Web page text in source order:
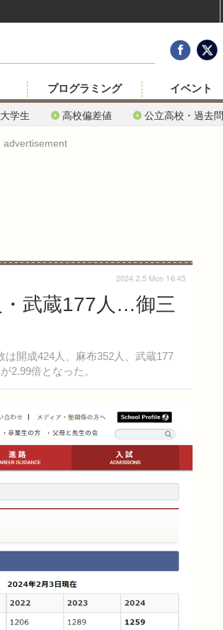
大学生 高校偏差値 公立高校・過去問
プログラミング イベント
advertisement
・武蔵177人…御三
開成424人、麻布352人、武蔵177
2.99倍となった。
2024.2.5 Mon 16:45